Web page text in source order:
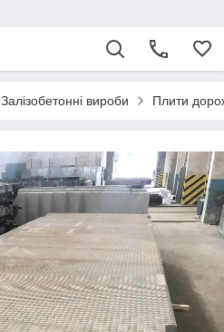
Залізобетонні вироби Плити